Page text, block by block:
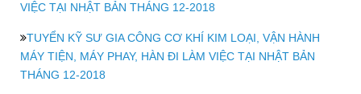
VIỆC TẠI NHẬT BẢN THÁNG 12-2018
TUYỂN KỸ SƯ GIA CÔNG CƠ KHÍ KIM LOẠI, VẬN HÀNH
MÁY TIỆN, MÁY PHAY, HÀN ĐI LÀM VIỆC TẠI NHẬT BẢN
THÁNG 12-2018